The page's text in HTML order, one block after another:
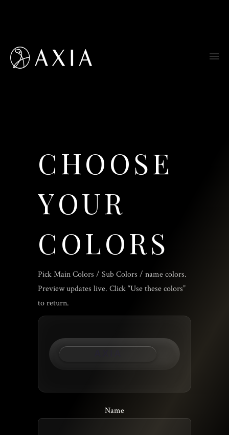
CHOOSE
YOUR
COLORS
Pick Main Colors / Sub Colors / name colors.
Preview updates live. Click “Use these colors”
to return.
Name